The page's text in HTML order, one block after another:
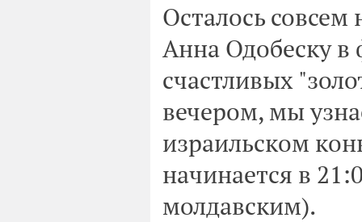
Осталось
Анна Одобеску в
счастливых
вечером, мы
израильском
начинается в
молдавским).